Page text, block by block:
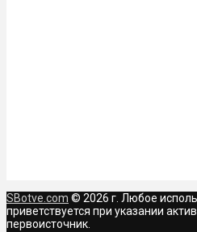
SBotve.com © 2026 г. Любое
приветствуется при указании
первоисточник.